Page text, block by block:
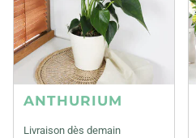
ANTHURIUM
Livraison dès demain